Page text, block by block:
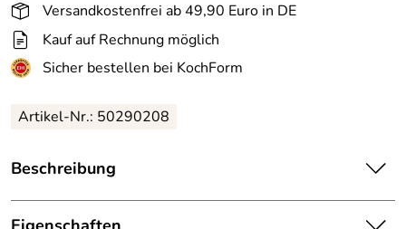
Versandkostenfrei ab 49,90 Euro in DE
Kauf auf Rechnung möglich
Sicher bestellen bei KochForm
Artikel-Nr.: 50290208
Beschreibung
ASA Schale grande in braun. Grande: Eine klassische Serie
von ASA. Die weiß glänzende Keramik passt harmonisch